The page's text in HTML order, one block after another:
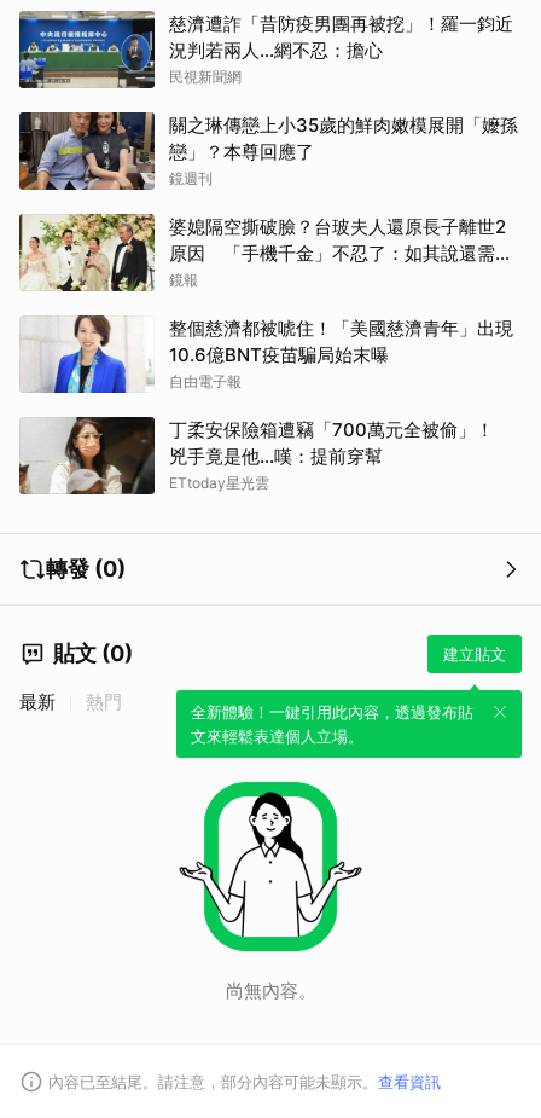
慈濟遭詐「昔防疫男團再被挖」！羅一鈞近
況判若兩人…網不忍：擔心
民視新聞網
關之琳傳戀上小35歲的鮮肉嫩模展開「嬤孫
戀」？本尊回應了
鏡週刊
婆媳隔空撕破臉？台玻夫人還原長子離世2
原因 「手機千金」不忍了：如其說還需要
離開嗎？
鏡報
整個慈濟都被唬住！「美國慈濟青年」出現
10.6億BNT疫苗騙局始末曝
自由電子報
丁柔安保險箱遭竊「700萬元全被偷」！
兇手竟是他...嘆：提前穿幫
ETtoday星光雲
轉發 (0)
貼文 (0) 建立貼文
全新體驗！一鍵引用此內容，透過發布貼
文來輕鬆表達個人立場。
最新 熱門
尚無內容。
內容已至結尾。請注意，部分內容可能未顯示。 查看資訊
取消